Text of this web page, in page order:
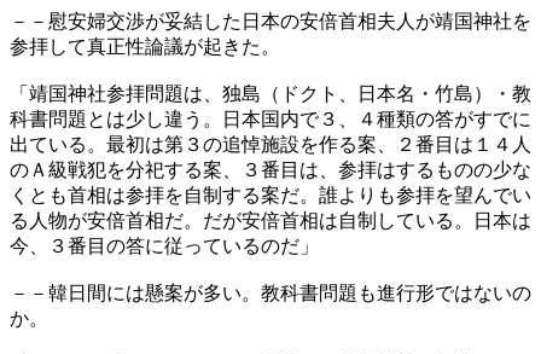
－－慰安婦交渉が妥結した日本の安倍首相夫人が靖国神社を
参拝して真正性論議が起きた。
「靖国神社参拝問題は、独島（ドクト、日本名・竹島）・教
科書問題とは少し違う。日本国内で３、４種類の答がすでに
出ている。最初は第３の追悼施設を作る案、２番目は１４人
のＡ級戦犯を分祀する案、３番目は、参拝はするものの少な
くとも首相は参拝を自制する案だ。誰よりも参拝を望んでい
る人物が安倍首相だ。だが安倍首相は自制している。日本は
今、３番目の答に従っているのだ」
－－韓日間には懸案が多い。教科書問題も進行形ではないの
か。